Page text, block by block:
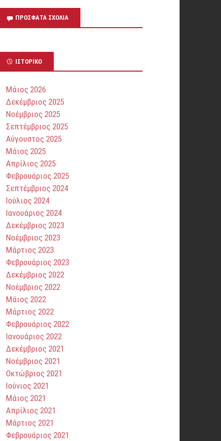
ΠΡΌΣΦΑΤΑ ΣΧΌΛΙΑ
ΙΣΤΟΡΙΚΌ
Μάιος 2026
Δεκέμβριος 2025
Νοέμβριος 2025
Σεπτέμβριος 2025
Αύγουστος 2025
Μάιος 2025
Απρίλιος 2025
Φεβρουάριος 2025
Σεπτέμβριος 2024
Ιούλιος 2024
Ιανουάριος 2024
Δεκέμβριος 2023
Νοέμβριος 2023
Μάρτιος 2023
Φεβρουάριος 2023
Δεκέμβριος 2022
Νοέμβριος 2022
Μάιος 2022
Μάρτιος 2022
Φεβρουάριος 2022
Ιανουάριος 2022
Δεκέμβριος 2021
Νοέμβριος 2021
Οκτώβριος 2021
Ιούνιος 2021
Μάιος 2021
Απρίλιος 2021
Μάρτιος 2021
Φεβρουάριος 2021